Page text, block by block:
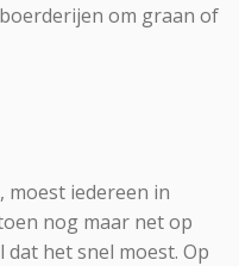
om graan of
moest iedereen in
nog maar net op
het snel moest. Op